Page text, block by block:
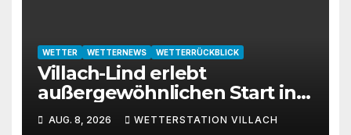
WETTER WETTERNEWS WETTERRÜCKBLICK
Villach-Lind erlebt
außergewöhnlichen Start in
den August 2026
AUG. 8, 2026 WETTERSTATION VILLACH